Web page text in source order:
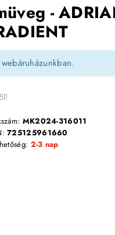
-
MK2024-316011
725125961660
2-3 nap